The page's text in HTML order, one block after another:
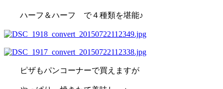
ハーフ＆ハーフ で４種類を堪能♪
ピザもパンコーナーで買えますが